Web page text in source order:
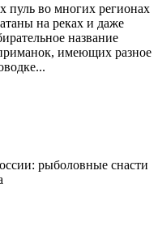
пуль во многих регионах
на реках и даже
название
имеющих разное
рыболовные снасти